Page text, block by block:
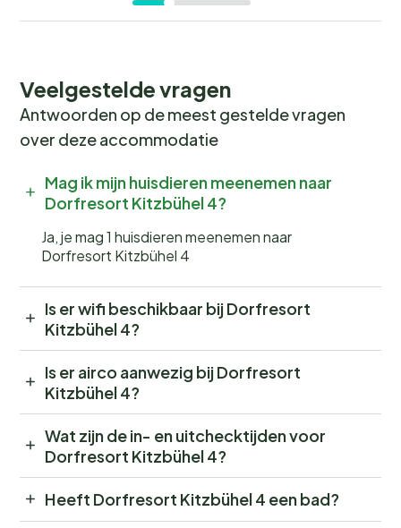
Veelgestelde vragen
Antwoorden op de meest gestelde vragen
over deze accommodatie
Mag ik mijn huisdieren meenemen naar
Dorfresort Kitzbühel 4?
Ja, je mag 1 huisdieren meenemen naar
Dorfresort Kitzbühel 4
Is er wifi beschikbaar bij Dorfresort
Kitzbühel 4?
Is er airco aanwezig bij Dorfresort
Kitzbühel 4?
Wat zijn de in- en uitchecktijden voor
Dorfresort Kitzbühel 4?
Heeft Dorfresort Kitzbühel 4 een bad?